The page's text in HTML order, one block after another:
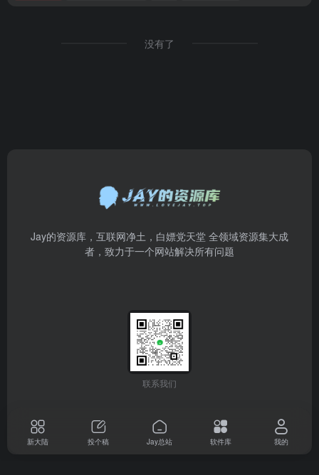
没有了
Jay的资源库，互联网净土，白嫖党天堂 全领域资源集大成
者，致力于一个网站解决所有问题
联系我们
新大陆 投个稿 Jay总站 软件库 我的